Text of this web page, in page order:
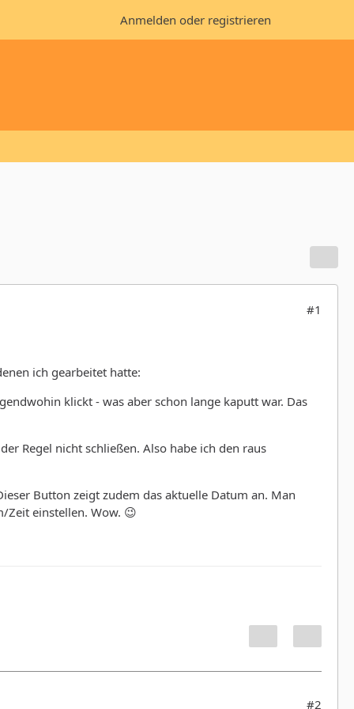
Anmelden oder registrieren
#1
ich gearbeitet hatte:
klickt - was aber schon lange kaputt war. Das
Regel nicht schließen. Also habe ich den raus
Button zeigt zudem das aktuelle Datum an. Man
Zeit einstellen. Wow. 😉
#2